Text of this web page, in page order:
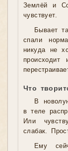
Землёй и
чувствует.
Бывает
спали
никуда не
происходит
Что
В
в теле
Или
слабак.
Ему